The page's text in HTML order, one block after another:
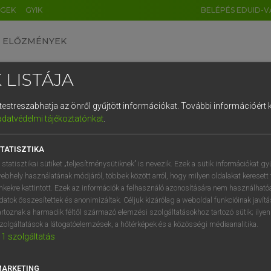
GYIK BELÉPÉS EDUID-
ELŐZMÉNYEK
egyetemes nagyszótár
VAN ELŐFIZETÉSED?
megtekintéséhez.
LISTÁJA
az önről gyűjtött információkat. További információért
tájékoztatónkat.
statisztikai sütiket „teljesítménysütiknek” is nevezik. Ezek a sütik információkat
használatának módjáról, többek között arról, hogy milyen oldalakat keresett
kattintott. Ezek az információk a felhasználó azonosítására nem
összesítettek és anonimizáltak. Céljuk kizárólag a weboldal funkcióinak
a harmadik féltől származó elemzési szolgáltatásokhoz tartozó sütik;
a látogatóelemzések, a hőtérképek és a közösségi médiaanalitika.
1 szolgáltatás
DE CN FR ES IT NL
1 2 3 4 5 6 7 8 9
q w e r t z u i
a s d f g h j k l é
í y x c v b n m , .